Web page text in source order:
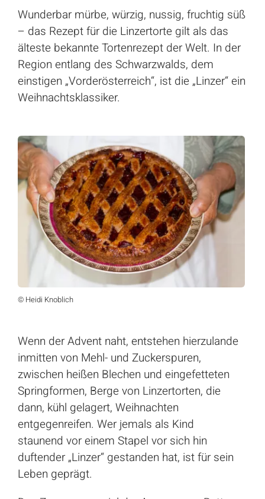
Wunderbar mürbe, würzig, nussig, fruchtig süß
– das Rezept für die Linzertorte gilt als das
älteste bekannte Tortenrezept der Welt. In der
Region entlang des Schwarzwalds, dem
einstigen „Vorderösterreich“, ist die „Linzer“ ein
Weihnachtsklassiker.
© Heidi Knoblich
Wenn der Advent naht, entstehen hierzulande
inmitten von Mehl- und Zuckerspuren,
zwischen heißen Blechen und eingefetteten
Springformen, Berge von Linzertorten, die
dann, kühl gelagert, Weihnachten
entgegenreifen. Wer jemals als Kind
staunend vor einem Stapel vor sich hin
duftender „Linzer“ gestanden hat, ist für sein
Leben geprägt.